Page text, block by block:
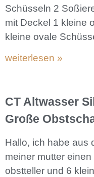
Schüsseln 2
mit Deckel 1 kleine
kleine ovale
weiterlesen »
CT Altwasser
Große
Hallo, ich habe aus
meiner mutter
obstteller und 6